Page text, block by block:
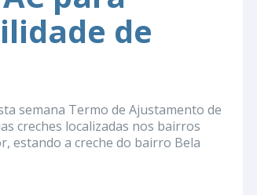
de
semana Termo de Ajustamento de
creches localizadas nos bairros
estando a creche do bairro Bela